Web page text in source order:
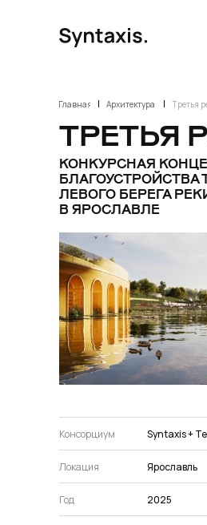
Главная | Архитектура | Третья
КОНКУРСНАЯ
БЛАГОУСТРОЙСТВА
ЛЕВОГО БЕРЕГА
В ЯРОСЛАВЛЕ
ТРЕТЬЯ
2025
Год
Ярославль
Локация
Syntaxis +
Консорциум